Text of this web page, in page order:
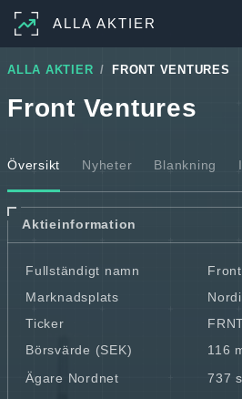
ALLA AKTIER
ALLA AKTIER FRONT VENTURES
Front Ventures
Översikt Nyheter Blankning
Aktieinformation
Fullständigt namn
Marknadsplats
Ticker
Börsvärde (SEK)
116
Ägare Nordnet
737